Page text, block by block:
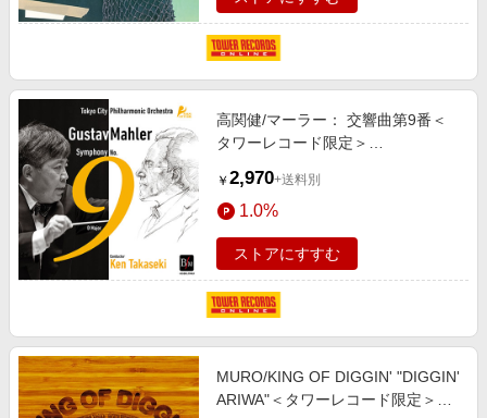
高関健/マーラー： 交響曲第9番＜
タワーレコード限定＞
￥ 2,970+送料別
1.0%
ストアにすすむ
MURO/KING OF DIGGIN' "DIGGIN'
ARIWA"＜タワーレコード限定＞